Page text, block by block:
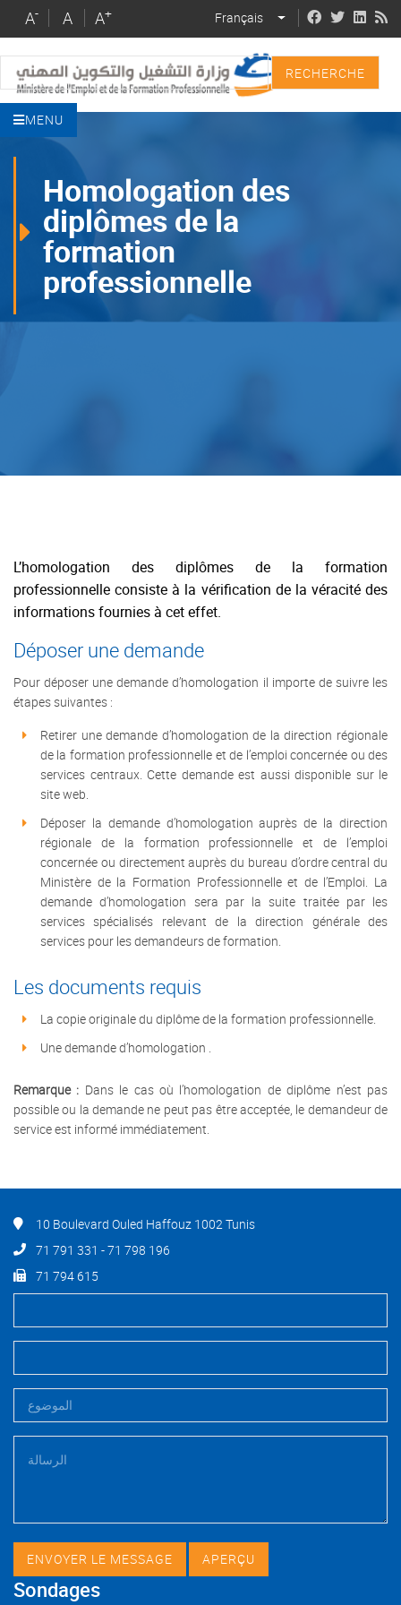
content
A- A A+ Français LIST ADDITIONAL
Recherche
MENU
Homologation des
diplômes de la
formation
professionnelle
L’homologation des diplômes de la formation
professionnelle consiste à la vérification de la véracité des
informations fournies à cet effet.
Déposer une demande
Pour déposer une demande d’homologation il importe de suivre les
étapes suivantes :
Retirer une demande d’homologation de la direction régionale
de la formation professionnelle et de l’emploi concernée ou des
services centraux. Cette demande est aussi disponible sur le
site web.
Déposer la demande d’homologation auprès de la direction
régionale de la formation professionnelle et de l’emploi
concernée ou directement auprès du bureau d’ordre central du
Ministère de la Formation Professionnelle et de l’Emploi. La
demande d’homologation sera par la suite traitée par les
services spécialisés relevant de la direction générale des
services pour les demandeurs de formation.
Les documents requis
La copie originale du diplôme de la formation professionnelle.
Une demande d’homologation .
Remarque : Dans le cas où l’homologation de diplôme n’est pas
possible ou la demande ne peut pas être acceptée, le demandeur de
service est informé immédiatement.
10 Boulevard Ouled Haffouz 1002 Tunis
71 791 331 - 71 798 196
71 794 615
Sondages